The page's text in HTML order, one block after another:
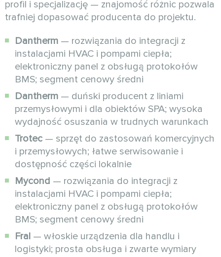
profil i specjalizację — znajomość różnic pozwala
trafniej dopasować producenta do projektu.
Dantherm — rozwiązania do integracji z
instalacjami HVAC i pompami ciepła;
elektroniczny panel z obsługą protokołów
BMS; segment cenowy średni
Dantherm — duński producent z liniami
przemysłowymi i dla obiektów SPA; wysoka
wydajność osuszania w trudnych warunkach
Trotec — sprzęt do zastosowań komercyjnych
i przemysłowych; łatwe serwisowanie i
dostępność części lokalnie
Mycond — rozwiązania do integracji z
instalacjami HVAC i pompami ciepła;
elektroniczny panel z obsługą protokołów
BMS; segment cenowy średni
Fral — włoskie urządzenia dla handlu i
logistyki; prosta obsługa i zwarte wymiary